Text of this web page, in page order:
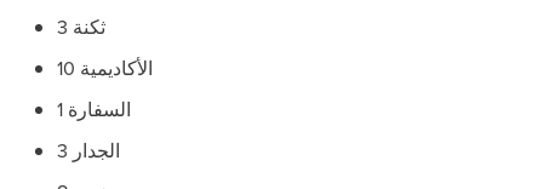
ثكنة 3
الأكاديمية 10
السفارة 1
الجدار 3